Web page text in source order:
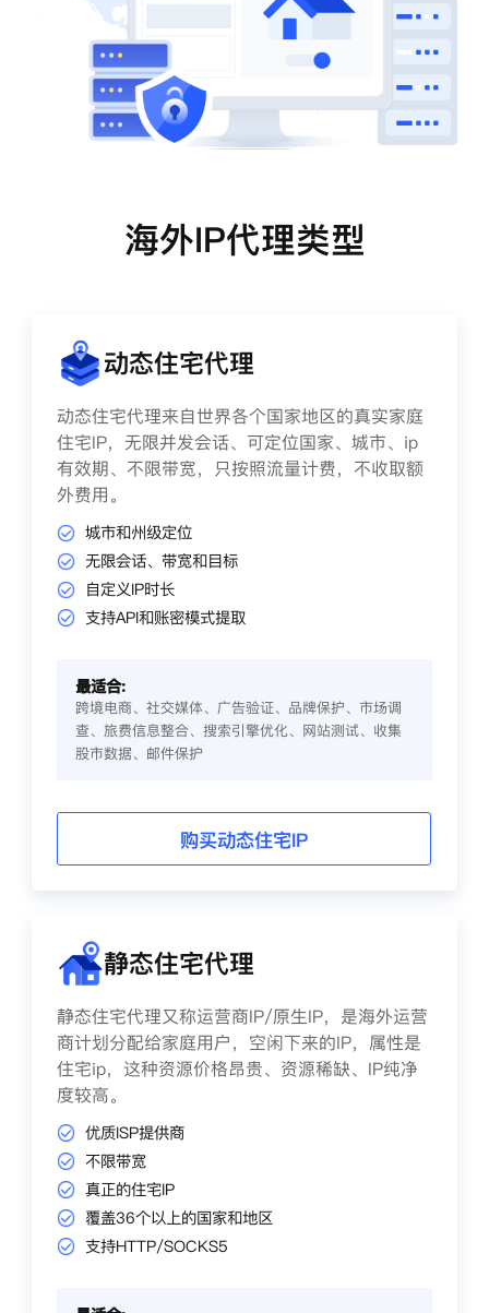
海外IP代理类型
动态住宅代理
动态住宅代理来自世界各个国家地区的真实家庭
住宅IP，无限并发会话、可定位国家、城市、ip
有效期、不限带宽，只按照流量计费，不收取额
外费用。
城市和州级定位
无限会话、带宽和目标
自定义IP时长
支持API和账密模式提取
最适合:
跨境电商、社交媒体、广告验证、品牌保护、市场调
查、旅费信息整合、搜索引擎优化、网站测试、收集
股市数据、邮件保护
购买动态住宅IP
静态住宅代理
静态住宅代理又称运营商IP/原生IP，是海外运营
商计划分配给家庭用户，空闲下来的IP，属性是
住宅ip，这种资源价格昂贵、资源稀缺、IP纯净
度较高。
优质ISP提供商
不限带宽
真正的住宅IP
覆盖36个以上的国家和地区
支持HTTP/SOCKS5